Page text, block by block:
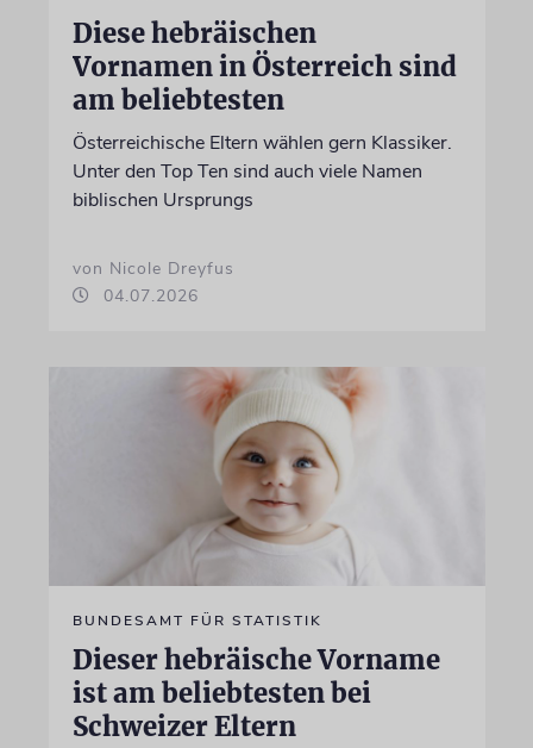
Diese hebräischen
Vornamen in Österreich sind
am beliebtesten
Österreichische Eltern wählen gern Klassiker.
Unter den Top Ten sind auch viele Namen
biblischen Ursprungs
von Nicole Dreyfus
04.07.2026
BUNDESAMT FÜR STATISTIK
Dieser hebräische Vorname
ist am beliebtesten bei
Schweizer Eltern